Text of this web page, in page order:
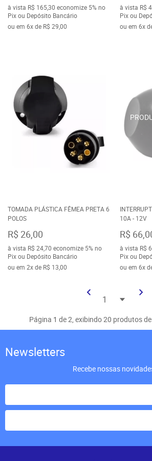
à vista R$ 165,30 economize 5%no
Pix ou Depósito Bancário
ou em 6xde R$ 29,00
à vista R$
Pix ou
ou em 6x
TOMADA PLÁSTICA FÊMEA PRETA 6
POLOS
R$ 26,00
à vista R$ 24,70 economize 5%no
Pix ou Depósito Bancário
ou em 2xde R$ 13,00
10A - 12V
R$
à vista R$
Pix ou
ou em 6x
Página 1 de 2, exibindo 20 produtos
Newsletters
Recebe nossas